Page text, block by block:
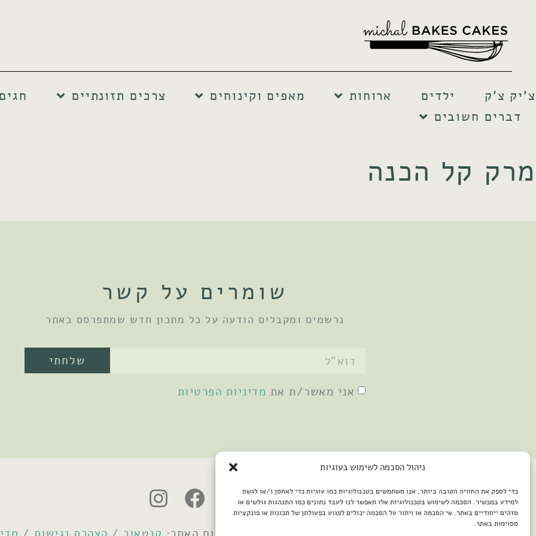
ניהול הסכמה לשימוש בעוגיות
כדי לספק את החוויה הטובה ביותר, אנו משתמשים בטכנולוגיות כמו עוגיות כדי לאחסן ו/או לגשת
למידע במכשיר. הסכמה לשימוש בטכנולוגיות אלו תאפשר לנו לעבד נתונים כמו התנהגות גולשים או
מזהים ייחודיים באתר. אי הסכמה או ויתור על הסכמה יכולים לפגוע בפעולתן של תכונות או פונקציות
מסוימות באתר.
צ'יק צ'ק ילדים ארוחות מאפים וקינוחים צרכים תזונתיים
חגים
דברים חשובים
מרק קל הכנה
שומרים על קשר
נרשמים ומקבלים הודעה על כל מתכון חדש שמתפרסם באתר
אני מאשר/ת את מדיניות הפרטיות
שלחתי